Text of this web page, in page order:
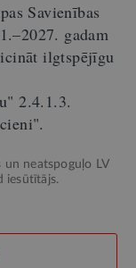
Savienības
gadam
ilgtspējīgu
2.4.1.3.
neatspoguļo LV
iesūtītājs.